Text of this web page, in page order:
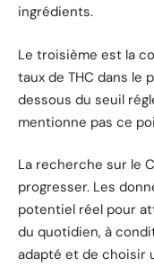
ingrédients.
Le troisième est la
taux de THC dans
dessous du seuil
mentionne pas ce
La recherche sur le
progresser. Les
potentiel réel pour
du quotidien, à
adapté et de choisir